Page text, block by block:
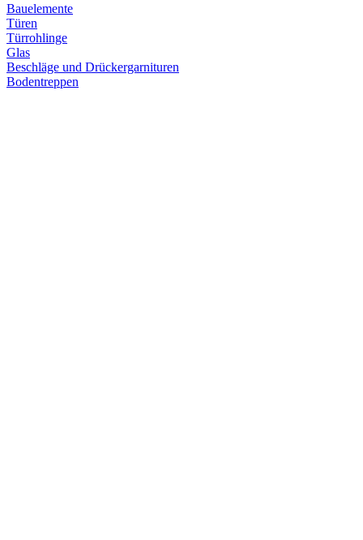
Bauelemente
Türen
Türrohlinge
Glas
Beschläge und Drückergarnituren
Bodentreppen